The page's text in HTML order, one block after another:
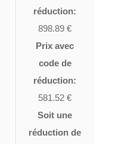
réduction:
898.89 €
Prix avec
code de
réduction:
581.52 €
Soit une
réduction de